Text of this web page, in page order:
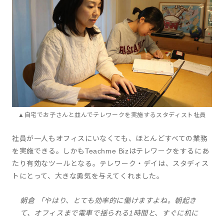
▲自宅でお子さんと並んでテレワークを実施するスタディスト社員
社員が一人もオフィスにいなくても、ほとんどすべての業務
を実施できる。しかもTeachme Bizはテレワークをするにあ
たり有効なツールとなる。テレワーク・デイは、スタディス
トにとって、大きな勇気を与えてくれました。
朝倉 「やはり、とても効率的に働けますよね。朝起き
て、オフィスまで電車で揺られる1時間と、すぐに机に